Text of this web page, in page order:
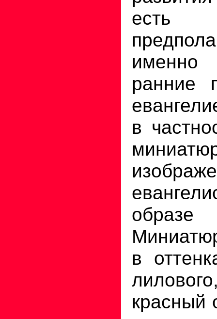
есть
ранние
в
в
красный